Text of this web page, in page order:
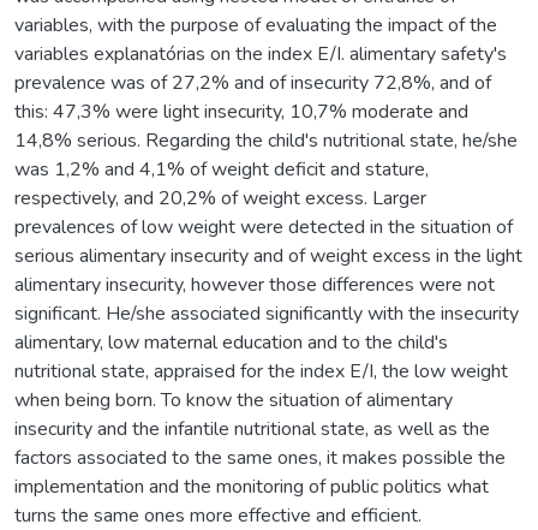
variables, with the purpose of evaluating the impact of the
variables explanatórias on the index E/I. alimentary safety's
prevalence was of 27,2% and of insecurity 72,8%, and of
this: 47,3% were light insecurity, 10,7% moderate and
14,8% serious. Regarding the child's nutritional state, he/she
was 1,2% and 4,1% of weight deficit and stature,
respectively, and 20,2% of weight excess. Larger
prevalences of low weight were detected in the situation of
serious alimentary insecurity and of weight excess in the light
alimentary insecurity, however those differences were not
significant. He/she associated significantly with the insecurity
alimentary, low maternal education and to the child's
nutritional state, appraised for the index E/I, the low weight
when being born. To know the situation of alimentary
insecurity and the infantile nutritional state, as well as the
factors associated to the same ones, it makes possible the
implementation and the monitoring of public politics what
turns the same ones more effective and efficient.